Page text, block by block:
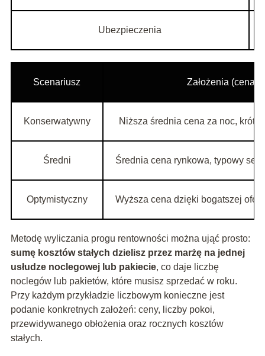
Ubezpieczenia
Scenariusz Założenia (cena,
Konserwatywny Niższa średnia cena za noc,
Średni Średnia cena rynkowa, typowy
Optymistyczny Wyższa cena dzięki bogatszej
Metodę wyliczania progu rentowności można ująć prosto:
sumę kosztów stałych dzielisz przez marżę na jednej
usłudze noclegowej lub pakiecie, co daje liczbę
noclegów lub pakietów, które musisz sprzedać w roku.
Przy każdym przykładzie liczbowym konieczne jest
podanie konkretnych założeń: ceny, liczby pokoi,
przewidywanego obłożenia oraz rocznych kosztów
stałych.